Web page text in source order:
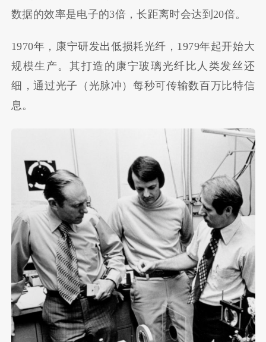
数据的效率是电子的3倍，长距离时会达到20倍。
1970年，康宁研发出低损耗光纤，1979年起开始大
规模生产。其打造的康宁玻璃光纤比人类发丝还
细，通过光子（光脉冲）每秒可传输数百万比特信
息。